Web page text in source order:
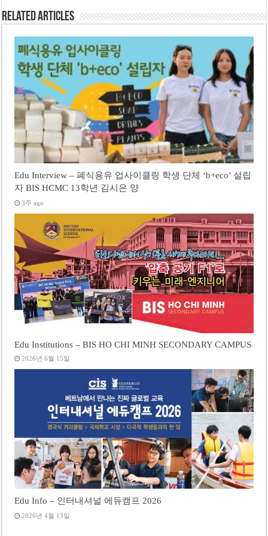
Related Articles
Edu Interview – 폐식용유 업사이클링 학생 단체 ‘b+eco’ 설립
자 BIS HCMC 13학년 김시은 양
3주 ago
Edu Institutions – BIS HO CHI MINH SECONDARY CAMPUS
2026년 6월 15일
Edu Info – 인터내셔널 에듀캠프 2026
2026년 4월 13일